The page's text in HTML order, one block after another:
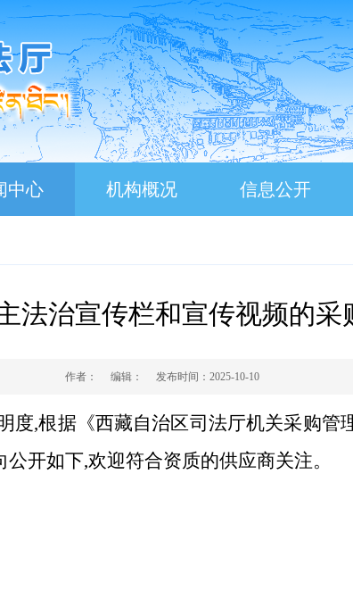
中心 机构概况 信息公开
法治宣传栏和宣传视频的采
作者： 编辑： 发布时间： 2025-10-10
度,根据《西藏自治区司法厅机关采购管
开如下,欢迎符合资质的供应商关注。